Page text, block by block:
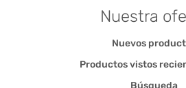
Nuestra
Nuevos
Productos vistos